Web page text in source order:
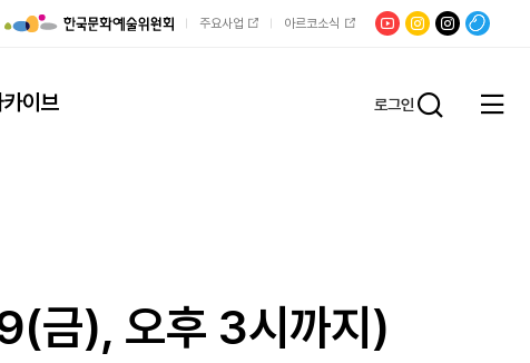
주요사업 아르코소식 유튜브문학광장채널문장
팟빵
카이브 로그인
전체
금), 오후 3시까지)